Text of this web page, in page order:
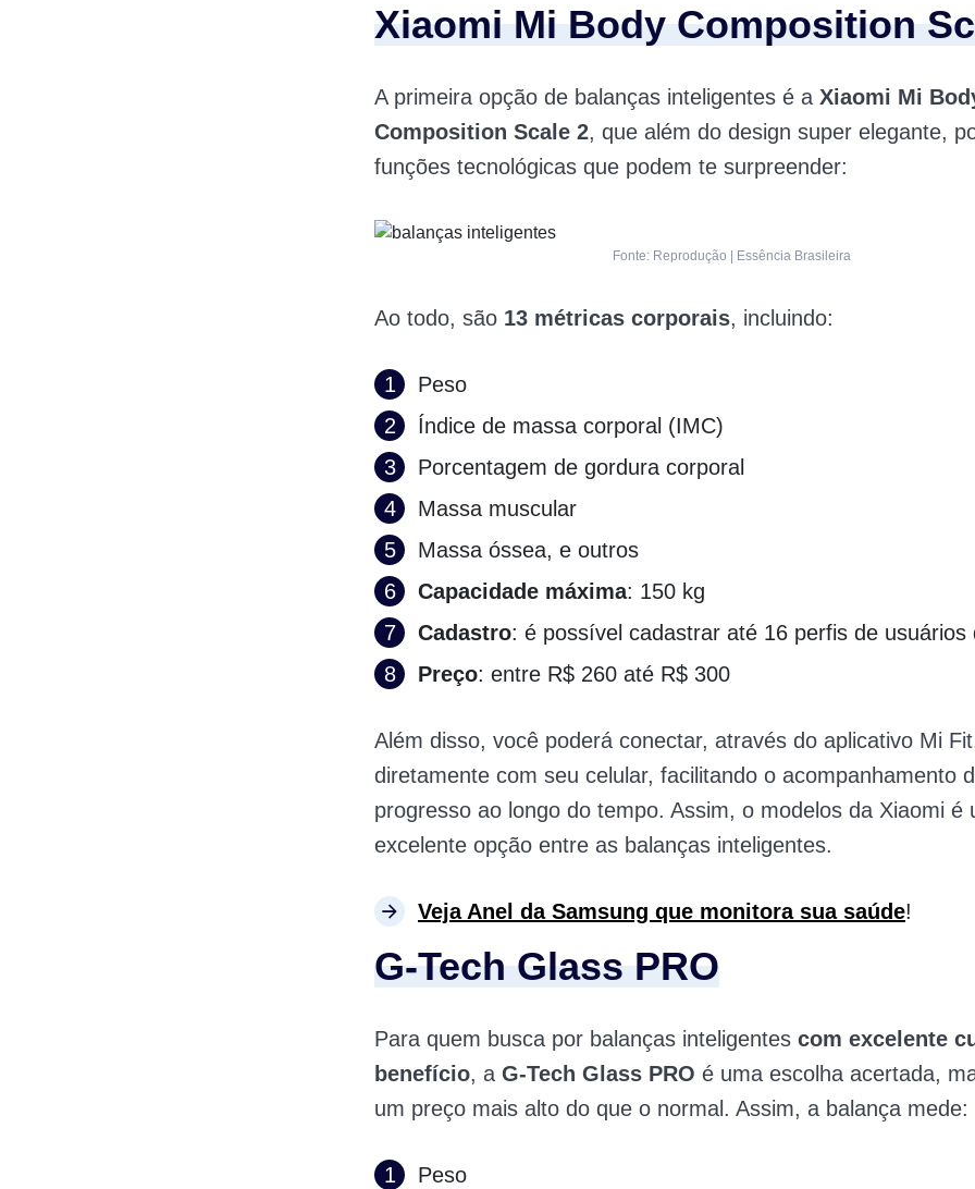
Xiaomi Mi Body Composition
A primeira opção de balanças inteligentes é a Xiaomi Mi
Composition Scale 2, que além do design super elegante,
funções tecnológicas que podem te surpreender:
Fonte: Reprodução | Essência Brasileira
Ao todo, são 13 métricas corporais, incluindo:
Peso
Índice de massa corporal (IMC)
Porcentagem de gordura corporal
Massa muscular
Massa óssea, e outros
Capacidade máxima: 150 kg
Cadastro: é possível cadastrar até 16 perfis de usuários
Preço: entre R$ 260 até R$ 300
Além disso, você poderá conectar, através do aplicativo Mi
diretamente com seu celular, facilitando o acompanhamento
progresso ao longo do tempo. Assim, o modelos da Xiaomi é
excelente opção entre as balanças inteligentes.
Veja Anel da Samsung que monitora sua saúde!
G-Tech Glass PRO
Para quem busca por balanças inteligentes com excelente
benefício, a G-Tech Glass PRO é uma escolha acertada,
um preço mais alto do que o normal. Assim, a balança mede:
Peso